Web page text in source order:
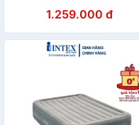
INTEX 665521.259.000 đ